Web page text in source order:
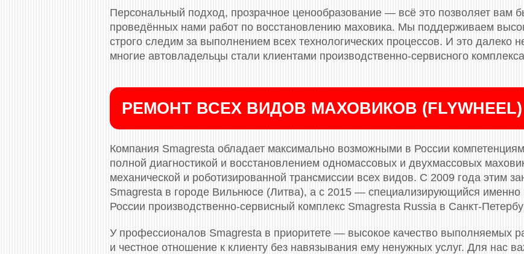
Персональный подход, прозрачное ценообразование — всё это позволяет вам
проведённых нами работ по восстановлению маховика. Мы поддерживаем
строго следим за выполнением всех технологических процессов. И это далеко
многие автовладельцы стали клиентами производственно-сервисного
РЕМОНТ ВСЕХ ВИДОВ МАХОВИКОВ
Компания Smagresta обладает максимально возможными в России
полной диагностикой и восстановлением одномассовых и двухмассовых
механической и роботизированной трансмиссии всех видов. С 2009 года этим
Smagresta в городе Вильнюсе (Литва), а с 2015 — специализирующийся именно
России производственно-сервисный комплекс Smagresta Russia в Санкт-
У профессионалов Smagresta в приоритете — высокое качество выполняемых
и честное отношение к клиенту без навязывания ему ненужных услуг. Для нас